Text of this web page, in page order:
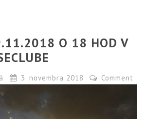
O 18 HOD V
3. novembra 2018 Comment